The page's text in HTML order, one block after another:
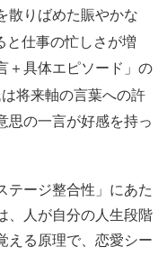
散りばめた賑やかな
と仕事の忙しさが増
＋具体エピソード」の
将来軸の言葉への許
思の一言が好感を持っ
テージ整合性」にあた
、人が自分の人生段階
える原理で、恋愛シー